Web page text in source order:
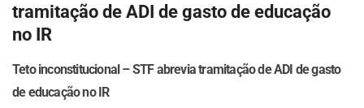
tramitação de ADI de gasto de educação
no IR
Teto inconstitucional – STF abrevia tramitação de ADI de gasto
de educação no IR